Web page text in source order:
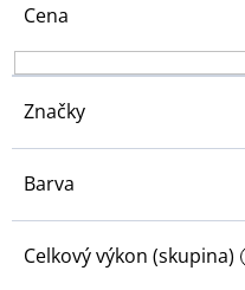
k
t
Cena
Značky
Barva
Celkový výkon (skupina)